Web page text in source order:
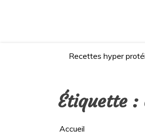
Recettes hyper
Étiquette :
Accueil